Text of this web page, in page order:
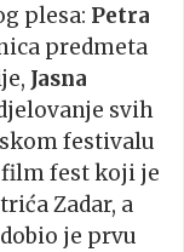
plesa: Petra
predmeta
Jasna
svih
festivalu
film fest koji je
Zadar, a
je prvu